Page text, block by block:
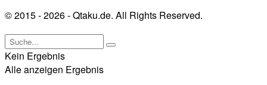
© 2015 - 2026 - Qtaku.de. All Rights Reserved.
Kein Ergebnis
Alle anzeigen Ergebnis